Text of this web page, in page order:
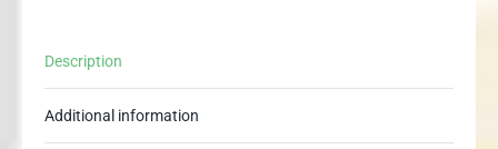
Description
Additional information